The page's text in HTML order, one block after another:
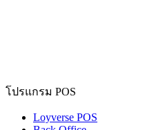
โปรแกรม POS
Loyverse POS